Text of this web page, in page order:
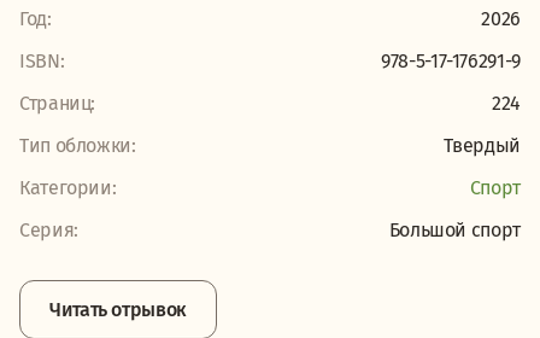
Год:
2026
ISBN:
978-5-17-176291-9
Страниц:
224
Тип обложки:
Твердый
Категории:
Спорт
Серия:
Большой спорт
Читать отрывок